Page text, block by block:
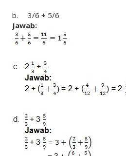
b.
3/6 + 5/6
Jawab: